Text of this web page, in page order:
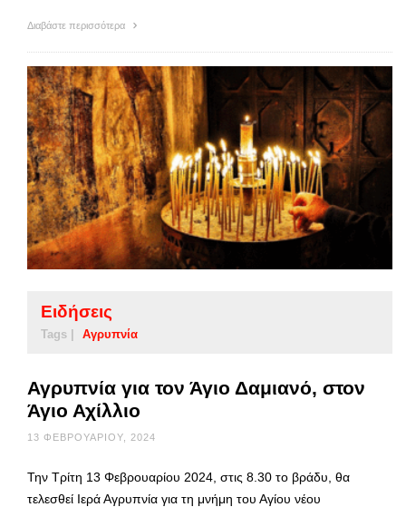
Διαβάστε περισσότερα
Ειδήσεις
Tags | Αγρυπνία
Αγρυπνία για τον Άγιο Δαμιανό, στον
Άγιο Αχίλλιο
13 ΦΕΒΡΟΥΑΡΊΟΥ, 2024
Την Τρίτη 13 Φεβρουαρίου 2024, στις 8.30 το βράδυ, θα
τελεσθεί Ιερά Αγρυπνία για τη μνήμη του Αγίου νέου